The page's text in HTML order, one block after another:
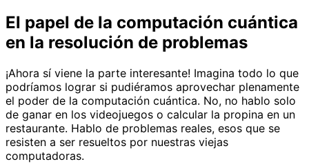
El papel de la computación cuántica
en la resolución de problemas
¡Ahora sí viene la parte interesante! Imagina todo lo que
podríamos lograr si pudiéramos aprovechar plenamente
el poder de la computación cuántica. No, no hablo solo
de ganar en los videojuegos o calcular la propina en un
restaurante. Hablo de problemas reales, esos que se
resisten a ser resueltos por nuestras viejas
computadoras.